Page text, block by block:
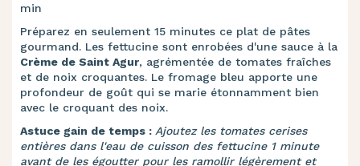
min
Préparez en seulement 15 minutes ce plat de pâtes
gourmand. Les fettucine sont enrobées d'une sauce à la
Crème de Saint Agur, agrémentée de tomates fraîches
et de noix croquantes. Le fromage bleu apporte une
profondeur de goût qui se marie étonnamment bien
avec le croquant des noix.
Astuce gain de temps : Ajoutez les tomates cerises
entières dans l'eau de cuisson des fettucine 1 minute
avant de les égoutter pour les ramollir légèrement et